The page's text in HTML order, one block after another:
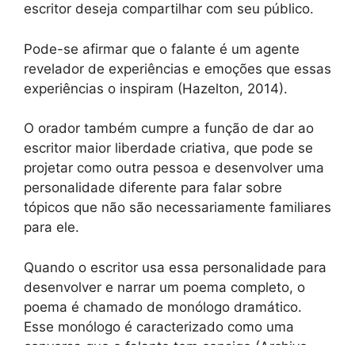
escritor deseja compartilhar com seu público.
Pode-se afirmar que o falante é um agente
revelador de experiências e emoções que essas
experiências o inspiram (Hazelton, 2014).
O orador também cumpre a função de dar ao
escritor maior liberdade criativa, que pode se
projetar como outra pessoa e desenvolver uma
personalidade diferente para falar sobre
tópicos que não são necessariamente familiares
para ele.
Quando o escritor usa essa personalidade para
desenvolver e narrar um poema completo, o
poema é chamado de monólogo dramático.
Esse monólogo é caracterizado como uma